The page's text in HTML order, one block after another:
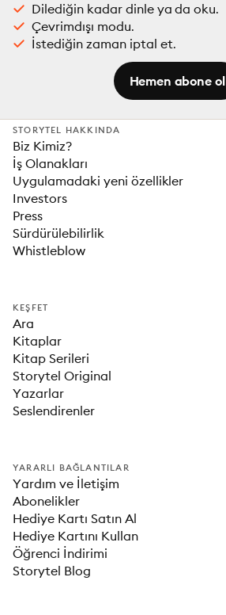
Dilediğin kadar dinle ya da oku.
Çevrimdışı modu.
İstediğin zaman iptal et.
Hemen abone ol
STORYTEL HAKKINDA
Biz Kimiz?
İş Olanakları
Uygulamadaki yeni özellikler
Investors
Press
Sürdürülebilirlik
Whistleblow
KEŞFET
Ara
Kitaplar
Kitap Serileri
Storytel Original
Yazarlar
Seslendirenler
YARARLI BAĞLANTILAR
Yardım ve İletişim
Abonelikler
Hediye Kartı Satın Al
Hediye Kartını Kullan
Öğrenci İndirimi
Storytel Blog